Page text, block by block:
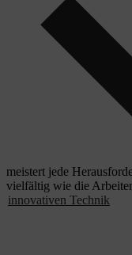
meistert jede
vielfältig wie die
innovativen Technik